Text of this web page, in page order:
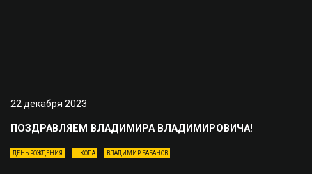
22 декабря 2023
ПОЗДРАВЛЯЕМ ВЛАДИМИРА ВЛАДИМИРОВИЧА!
ДЕНЬ РОЖДЕНИЯ ШКОЛА ВЛАДИМИР БАБАНОВ